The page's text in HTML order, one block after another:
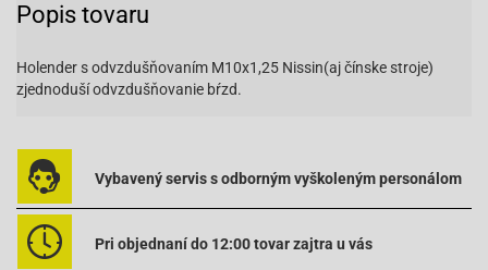
Popis tovaru
Holender s odvzdušňovaním M10x1,25 Nissin(aj čínske stroje)
zjednoduší odvzdušňovanie bŕzd.
Vybavený servis s odborným vyškoleným personálom
Pri objednaní do 12:00 tovar zajtra u vás